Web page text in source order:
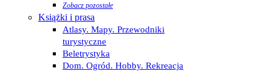
Zobacz pozostałe
Książki i prasa
Atlasy. Mapy. Przewodniki
turystyczne
Beletrystyka
Dom. Ogród. Hobby. Rekreacja